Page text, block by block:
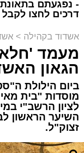
אלא במעמד של
לסחוף אליו את
תוך האווירה
- נפגעתם בתאונת
דרכים לחצו
אשדוד בקהילה >
מעמד
הגאון
ביום הילולת
מוסדות "בית
לציון הרשב"י
השיער הראשון
זצוק"ל.